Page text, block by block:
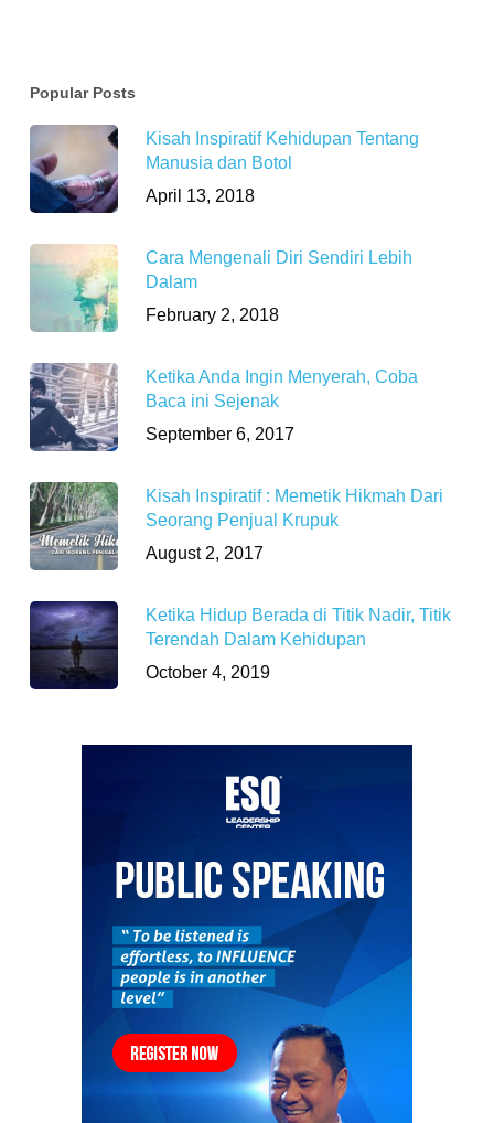
Popular Posts
Kisah Inspiratif Kehidupan Tentang
Manusia dan Botol
April 13, 2018
Cara Mengenali Diri Sendiri Lebih
Dalam
February 2, 2018
Ketika Anda Ingin Menyerah, Coba
Baca ini Sejenak
September 6, 2017
Kisah Inspiratif : Memetik Hikmah Dari
Seorang Penjual Krupuk
August 2, 2017
Ketika Hidup Berada di Titik Nadir, Titik
Terendah Dalam Kehidupan
October 4, 2019